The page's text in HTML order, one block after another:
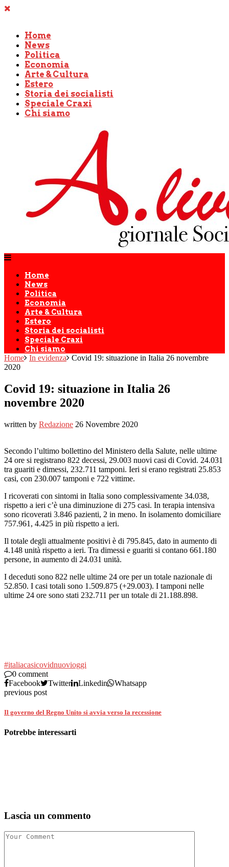
Home
News
Politica
Economia
Arte & Cultura
Estero
Storia dei socialisti
Speciale Craxi
Chi siamo
Home
News
Politica
Economia
Arte & Cultura
Estero
Storia dei socialisti
Speciale Craxi
Chi siamo
Home In evidenza
Covid 19: situazione in Italia 26 novembre
2020
Covid 19: situazione in Italia 26
novembre 2020
written by Redazione 26 Novembre 2020
Secondo l’ultimo bollettino del Ministero della Salute, nelle ultime
24 ore si registrano ​822 decessi, 29.003 nuovi casi di Covid. 24.031
tra guariti e dimessi, 232.711 tamponi. Ieri si erano registrati 25.853
casi, con 230.007 tamponi e 722 vittime.
I ricoverati con sintomi in Italia sono complessivamente 34.038,
rispetto a ieri c’è una diminuzione di 275 casi. In terapia intensiva
sono ricoverati 3.846 pazienti, 2 in meno. In isolamento domiciliare
757.961, 4.425 in più rispetto a ieri.
Il totale degli attualmente positivi è di 795.845, dato in aumento di
4.148 unità rispetto a ieri. Tra dimessi e guariti si contano 661.180
persone, in aumento di 24.031 unità.
I deceduti sono 822 nelle ultime 24 ore per un totale nazionale di
52.850. I casi totali sono 1.509.875 (+29.003). I tamponi nelle
ultime 24 ore sono stati 232.711 per un totale di 21.188.898.
#italiacasicovidnuovioggi
0 comment
Facebook
Twitter Linkedin
Whatsapp
previous post
Il governo del Regno Unito si avvia verso la recessione
Potrebbe interessarti
Lascia un commento